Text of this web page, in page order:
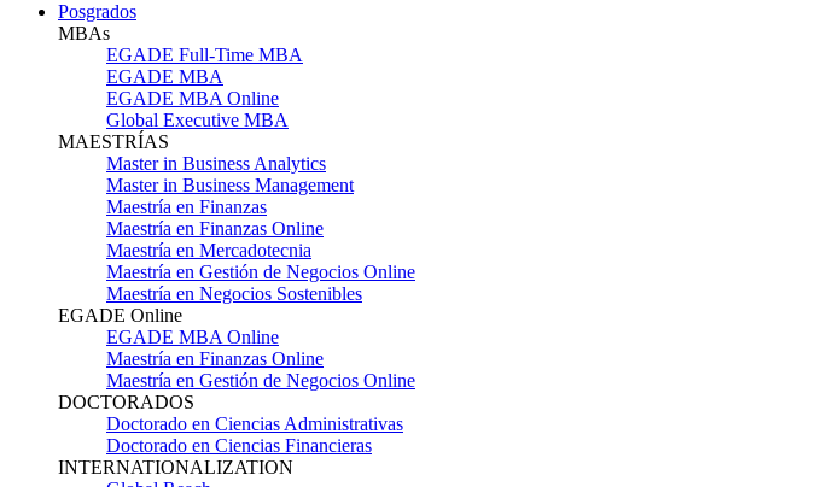
Posgrados
MBAs
EGADE Full-Time MBA
EGADE MBA
EGADE MBA Online
Global Executive MBA
MAESTRÍAS
Master in Business Analytics
Master in Business Management
Maestría en Finanzas
Maestría en Finanzas Online
Maestría en Mercadotecnia
Maestría en Gestión de Negocios Online
Maestría en Negocios Sostenibles
EGADE Online
EGADE MBA Online
Maestría en Finanzas Online
Maestría en Gestión de Negocios Online
DOCTORADOS
Doctorado en Ciencias Administrativas
Doctorado en Ciencias Financieras
INTERNATIONALIZATION